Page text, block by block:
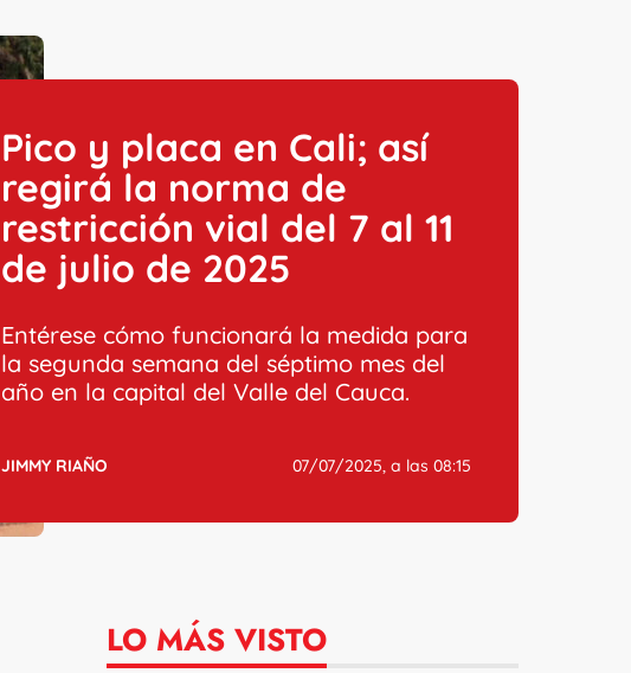
Pico y placa en Cali; así
regirá la norma de
restricción vial del 7 al 11
de julio de 2025
Entérese cómo funcionará la medida para
la segunda semana del séptimo mes del
año en la capital del Valle del Cauca.
JIMMY RIAÑO 07/07/2025, a las 08:15
LO MÁS VISTO